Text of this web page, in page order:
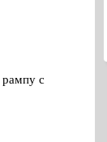
рампу с